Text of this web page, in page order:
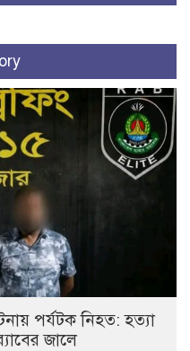
পর্যটক নিহত: হত্যা
জালে